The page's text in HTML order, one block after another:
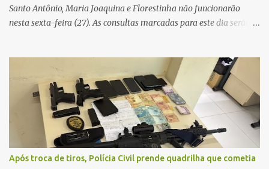
Santo Antônio, Maria Joaquina e Florestinha não funcionarão
nesta sexta-feira (27). As consultas marcadas para este dia serão
Contamos com a compreensão de toda população, pois se trata de
uma situação climática que foge ao controle da administração
pública.
Após troca de tiros, Polícia Civil prende quadrilha que cometia